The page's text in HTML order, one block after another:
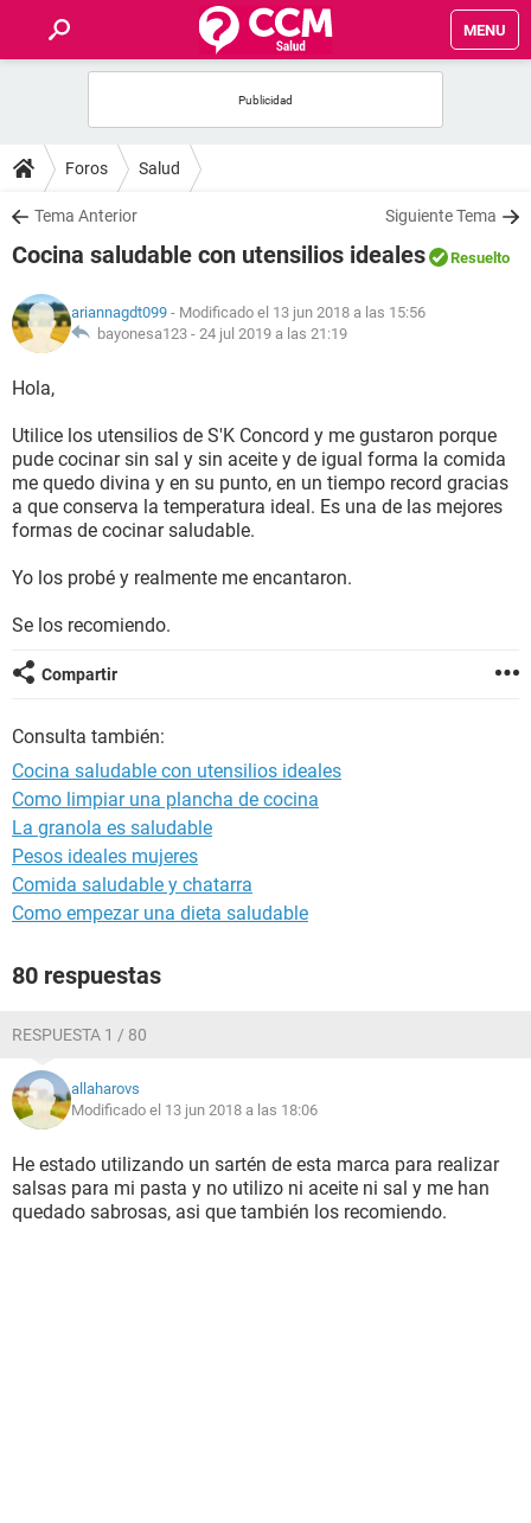
MENU
FOROS
SALUD
NUTRICIÓN
BIENESTAR
SEXUALIDAD
GLOSARIO
Foros Salud
Tema Anterior Siguiente Tema
Cocina saludable con utensilios ideales Resuelto
ariannagdt099 - Modificado el 13 jun 2018 a las 15:56
bayonesa123 - 24 jul 2019 a las 21:19
Hola,
Utilice los utensilios de S'K Concord y me gustaron porque
pude cocinar sin sal y sin aceite y de igual forma la comida
me quedo divina y en su punto, en un tiempo record gracias
a que conserva la temperatura ideal. Es una de las mejores
formas de cocinar saludable.
Yo los probé y realmente me encantaron.
Se los recomiendo.
Compartir
Consulta también:
Cocina saludable con utensilios ideales
Como limpiar una plancha de cocina
La granola es saludable
Pesos ideales mujeres
Comida saludable y chatarra
Como empezar una dieta saludable
80 respuestas
RESPUESTA 1 / 80
allaharovs
Modificado el 13 jun 2018 a las 18:06
He estado utilizando un sartén de esta marca para realizar
salsas para mi pasta y no utilizo ni aceite ni sal y me han
quedado sabrosas, asi que también los recomiendo.